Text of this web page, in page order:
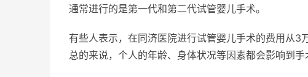
通常进行的是第一代和第二代试管婴儿手术。
有些人表示，在同济医院进行试管婴儿手术的费用从3
总的来说，个人的年龄、身体状况等因素都会影响到手